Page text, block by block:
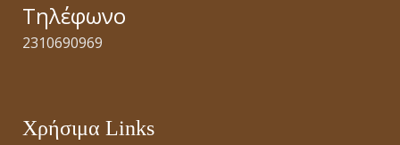
Τηλέφωνο
2310690969
Χρήσιμα Links